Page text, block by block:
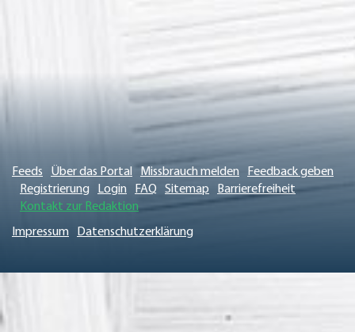
Feeds Über das Portal Missbrauch melden
Feedback geben
Registrierung
Login FAQ Sitemap
Barrierefreiheit
Kontakt zur Redaktion
Impressum
Datenschutzerklärung